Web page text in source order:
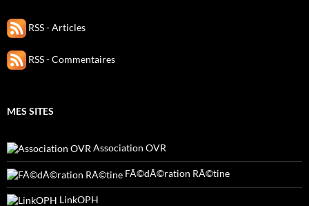
RSS - Articles
RSS - Commentaires
MES SITES
Association OVR
FÃ©dÃ©ration RÃ©tine
LinkOPH